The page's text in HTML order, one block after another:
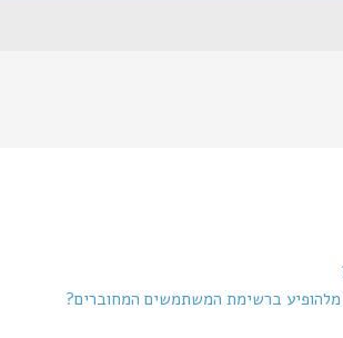
ברשימת המשתמשים המחוברים?